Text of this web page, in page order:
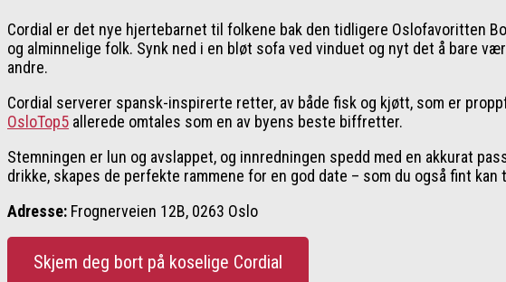
Cordial er det nye hjertebarnet til folkene bak den tidligere Oslofavoritten
og alminnelige folk. Synk ned i en bløt sofa ved vinduet og nyt det å bare
andre.
Cordial serverer spansk-inspirerte retter, av både fisk og kjøtt, som er
OsloTop5 allerede omtales som en av byens beste biffretter.
Stemningen er lun og avslappet, og innredningen spedd med en akkurat
drikke, skapes de perfekte rammene for en god date – som du også fint
Adresse: Frognerveien 12B, 0263 Oslo
Skjem deg bort på koselige Cordial